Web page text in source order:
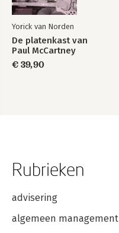
Yorick van Norden
De platenkast van
Paul McCartney
€ 39,90
Rubrieken
advisering
algemeen management